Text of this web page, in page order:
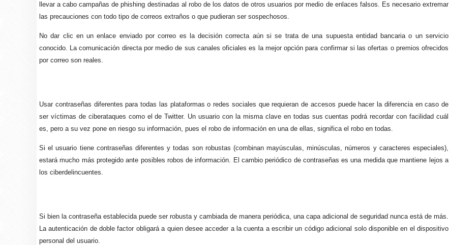
llevar a cabo campañas de phishing destinadas al robo de los datos de otros usuarios por medio de enlaces falsos. Es necesario extremar
las precauciones con todo tipo de correos extraños o que pudieran ser sospechosos.
No dar clic en un enlace enviado por correo es la decisión correcta aún si se trata de una supuesta entidad bancaria o un servicio
conocido. La comunicación directa por medio de sus canales oficiales es la mejor opción para confirmar si las ofertas o premios ofrecidos
por correo son reales.
Usar contraseñas diferentes para todas las plataformas o redes sociales que requieran de accesos puede hacer la diferencia en caso de
ser víctimas de ciberataques como el de Twitter. Un usuario con la misma clave en todas sus cuentas podrá recordar con facilidad cuál
es, pero a su vez pone en riesgo su información, pues el robo de información en una de ellas, significa el robo en todas.
Si el usuario tiene contraseñas diferentes y todas son robustas (combinan mayúsculas, minúsculas, números y caracteres especiales),
estará mucho más protegido ante posibles robos de información. El cambio periódico de contraseñas es una medida que mantiene lejos a
los ciberdelincuentes.
Si bien la contraseña establecida puede ser robusta y cambiada de manera periódica, una capa adicional de seguridad nunca está de más.
La autenticación de doble factor obligará a quien desee acceder a la cuenta a escribir un código adicional solo disponible en el dispositivo
personal del usuario.